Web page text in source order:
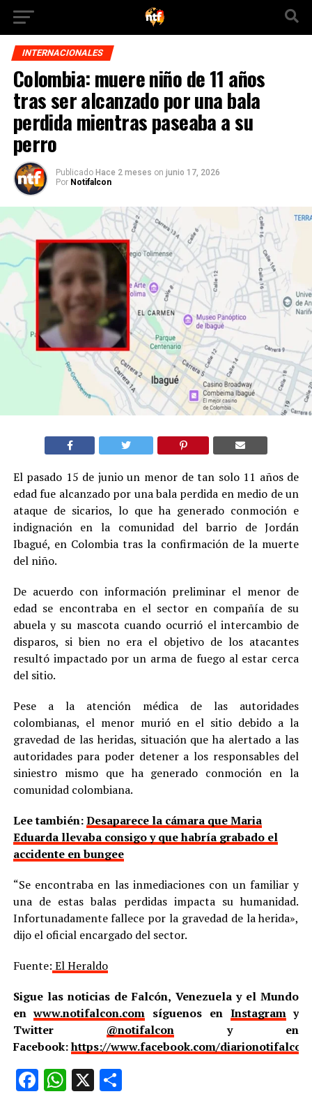
INTERNACIONALES
Colombia: muere niño de 11 años
tras ser alcanzado por una bala
perdida mientras paseaba a su
perro
Publicado Hace 2 meses on junio 17, 2026
Por Notifalcon
El pasado 15 de junio un menor de tan solo 11 años de
edad fue alcanzado por una bala perdida en medio de un
ataque de sicarios, lo que ha generado conmoción e
indignación en la comunidad del barrio de Jordán
Ibagué, en Colombia tras la confirmación de la muerte
del niño.
De acuerdo con información preliminar el menor de
edad se encontraba en el sector en compañía de su
abuela y su mascota cuando ocurrió el intercambio de
disparos, si bien no era el objetivo de los atacantes
resultó impactado por un arma de fuego al estar cerca
del sitio.
Pese a la atención médica de las autoridades
colombianas, el menor murió en el sitio debido a la
gravedad de las heridas, situación que ha alertado a las
autoridades para poder detener a los responsables del
siniestro mismo que ha generado conmoción en la
comunidad colombiana.
Lee también:Desaparece la cámara que Maria
Eduarda llevaba consigo y que habría grabado el
accidente en bungee
“Se encontraba en las inmediaciones con un familiar y
una de estas balas perdidas impacta su humanidad.
Infortunadamente fallece por la gravedad de la herida»,
dijo el oficial encargado del sector.
Fuente: El Heraldo
Sigue las noticias de Falcón, Venezuela y el Mundo
enwww.notifalcon.com síguenos en Instagramy
Twitter @notifalcony en
Facebook:https://www.facebook.com/
Facebook
WhatsApp
X Compartir